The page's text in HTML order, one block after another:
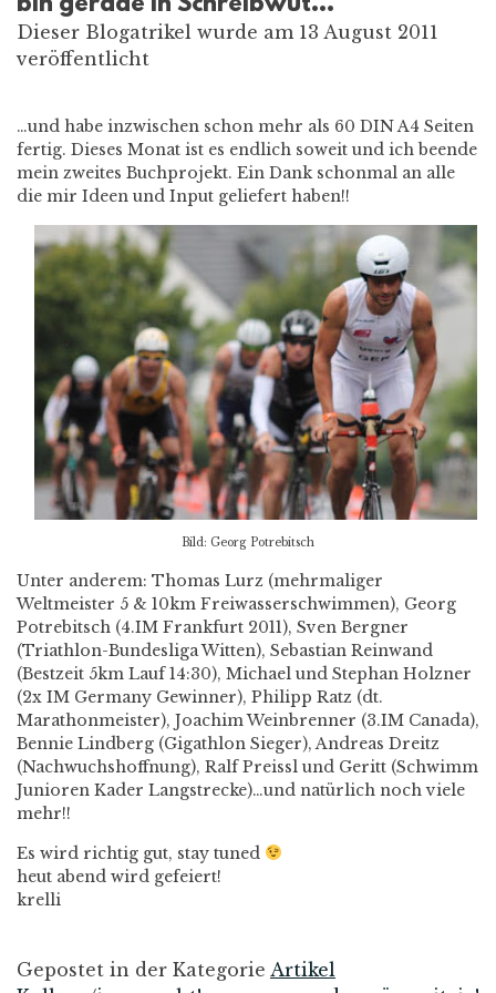
Dieser Blogatrikel wurde am 13 August 2011
veröffentlicht
…und habe inzwischen schon mehr als 60 DIN A4 Seiten
fertig. Dieses Monat ist es endlich soweit und ich beende
mein zweites Buchprojekt. Ein Dank schonmal an alle
die mir Ideen und Input geliefert haben!!
Bild: Georg Potrebitsch
Unter anderem: Thomas Lurz (mehrmaliger
Weltmeister 5 & 10km Freiwasserschwimmen), Georg
Potrebitsch (4.IM Frankfurt 2011), Sven Bergner
(Triathlon-Bundesliga Witten), Sebastian Reinwand
(Bestzeit 5km Lauf 14:30), Michael und Stephan Holzner
(2x IM Germany Gewinner), Philipp Ratz (dt.
Marathonmeister), Joachim Weinbrenner (3.IM Canada),
Bennie Lindberg (Gigathlon Sieger), Andreas Dreitz
(Nachwuchshoffnung), Ralf Preissl und Geritt (Schwimm
Junioren Kader Langstrecke)…und natürlich noch viele
mehr!!
Es wird richtig gut, stay tuned
heut abend wird gefeiert!
krelli
Gepostet in der Kategorie Artikel